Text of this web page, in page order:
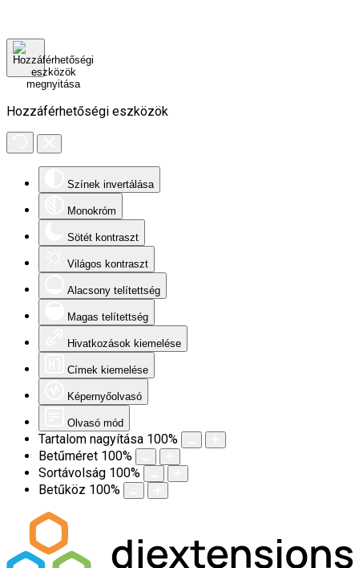
Hozzáférhetőségi eszközök
Színek invertálása
Monokróm
Sötét kontraszt
Világos kontraszt
Alacsony telítettség
Magas telítettség
Hivatkozások kiemelése
Címek kiemelése
Képernyőolvasó
Olvasó mód
Tartalom nagyítása 100%
Betűméret 100%
Sortávolság 100%
Betűköz 100%